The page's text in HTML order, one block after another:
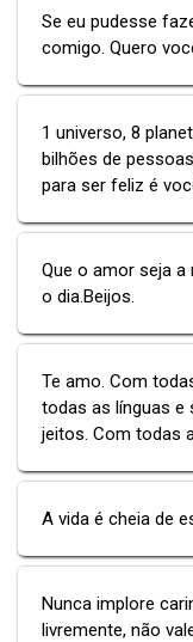
Se eu pudesse
comigo. Quero
1 universo, 8
bilhões de
para ser feliz é
Que o amor seja
o dia.Beijos.
Te amo. Com
todas as línguas e
jeitos. Com todas
A vida é cheia de
Nunca implore
livremente, não